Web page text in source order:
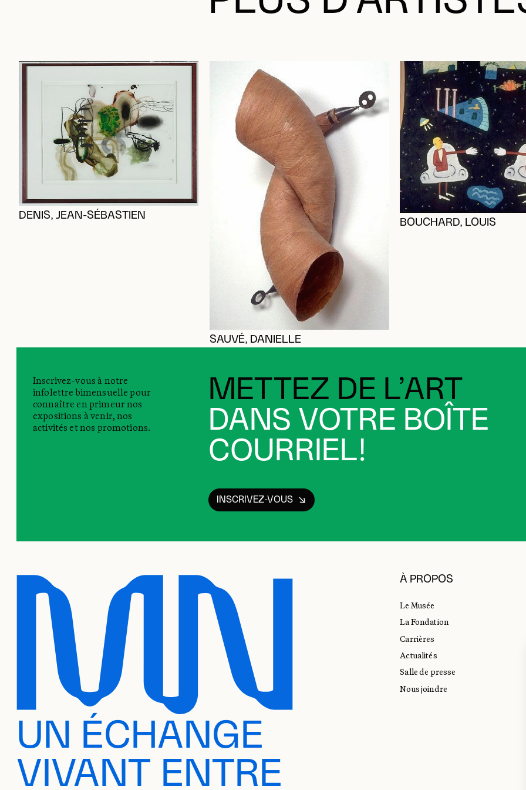
DENIS, JEAN-SÉBASTIEN
SAUVÉ, DANIELLE
BOUCHARD, LOUIS
METTEZ DE L’ART
DANS VOTRE BOÎTE
COURRIEL!
Inscrivez-vous à notre
infolettre bimensuelle pour
connaître en primeur nos
expositions à venir, nos
activités et nos promotions.
INSCRIVEZ-VOUS
UN ÉCHANGE
VIVANT ENTRE
À PROPOS
Le Musée
La Fondation
Carrières
Actualités
Salle de presse
Nous joindre